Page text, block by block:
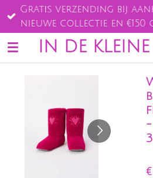
Ga
direct
naar
de
IN DE
Gratis verzending bij
nieuwe collectie en